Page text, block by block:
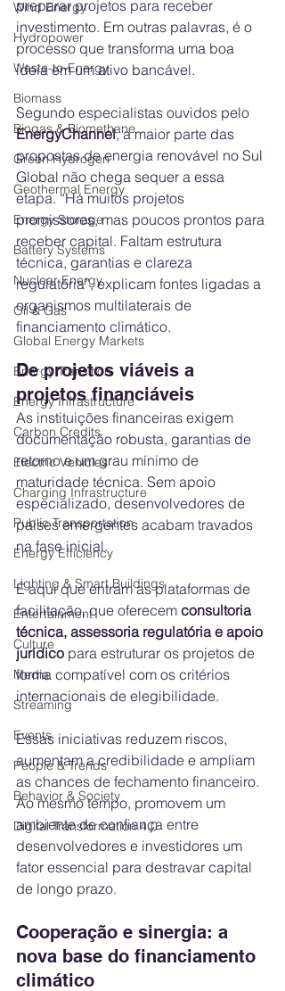
Wind Energy
Hydropower
Waste-to-Energy
Biomass
Biogas & Biomethane
Green Hydrogen
Geothermal Energy
Energy Storage
Battery Systems
Nuclear Energy
Oil & Gas
Global Energy Markets
Energy Transition
Energy Infrastructure
Carbon Credits
Electric Vehicles
Charging Infrastructure
Public Transportation
Energy Efficiency
Lighting & Smart Buildings
Entertainment
Culture
Media
Streaming
Events
People & Trends
Behavior & Society
Digital Transformation 4.0
preparar projetos para receber
investimento. Em outras palavras, é o
processo que transforma uma boa
ideia em um ativo bancável.
Segundo especialistas ouvidos pelo
EnergyChannel, a maior parte das
propostas de energia renovável no Sul
Global não chega sequer a essa
etapa. “Há muitos projetos
promissores, mas poucos prontos para
receber capital. Faltam estrutura
técnica, garantias e clareza
regulatória”, explicam fontes ligadas a
organismos multilaterais de
financiamento climático.
De projetos viáveis a
projetos financiáveis
As instituições financeiras exigem
documentação robusta, garantias de
retorno e um grau mínimo de
maturidade técnica. Sem apoio
especializado, desenvolvedores de
países emergentes acabam travados
na fase inicial.
É aqui que entram as plataformas de
facilitação, que oferecem consultoria
técnica, assessoria regulatória e apoio
jurídico para estruturar os projetos de
forma compatível com os critérios
internacionais de elegibilidade.
Essas iniciativas reduzem riscos,
aumentam a credibilidade e ampliam
as chances de fechamento financeiro.
Ao mesmo tempo, promovem um
ambiente de confiança entre
desenvolvedores e investidores um
fator essencial para destravar capital
de longo prazo.
Cooperação e sinergia: a
nova base do financiamento
climático